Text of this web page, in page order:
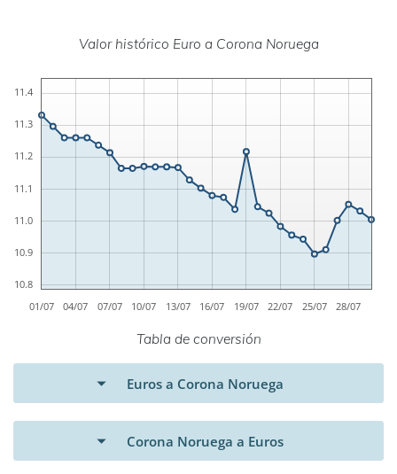
Valor histórico Euro a Corona Noruega
Tabla de conversión
Euros a Corona Noruega
Corona Noruega a Euros